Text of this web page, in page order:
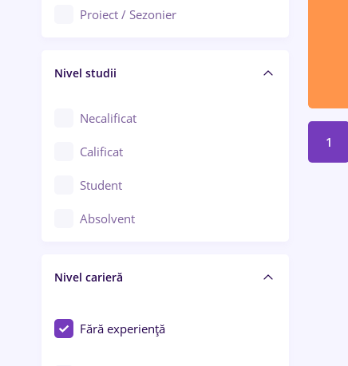
Bistrița (Bistrița-Năsăud)
Automatizări
Cercetare - dezvoltare
Chimie / Biochimie
Confecții / Design vestimentar
Construcții / Instalații
Controlul calității
Educație / Training / Arte
Proiect / Sezonier
Nivel studii
Necalificat
Calificat
Student
Absolvent
Nivel carieră
Fără experiență
1